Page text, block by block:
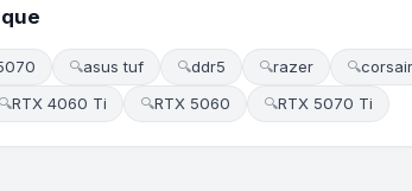
🔍asus tuf 🔍ddr5 🔍razer 🔍corsair
RTX 4060 Ti 🔍RTX 5060 🔍RTX 5070 Ti